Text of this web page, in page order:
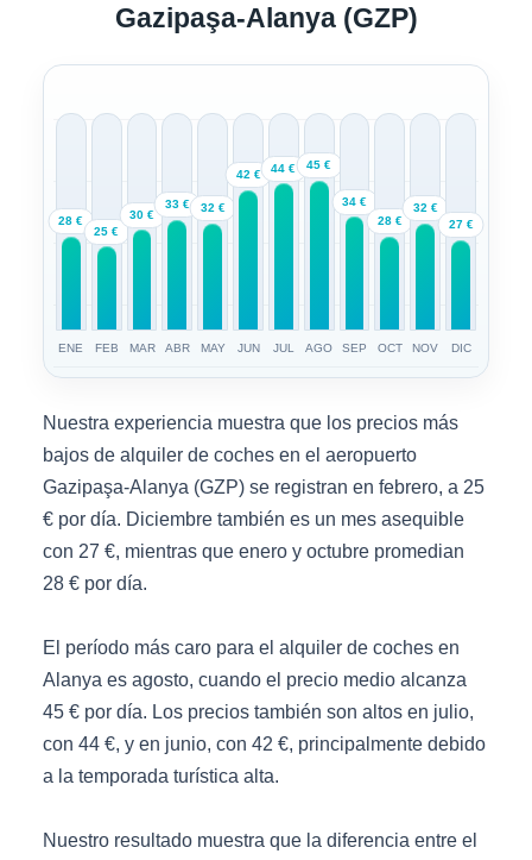
Gazipaşa-Alanya (GZP)
28 €
ENE
25 €
FEB
30 €
MAR
33 €
ABR
32 €
MAY
42 €
JUN
44 €
JUL
45 €
AGO
34 €
SEP
28 €
OCT
32 €
NOV
27 €
DIC
Nuestra experiencia muestra que los precios más
bajos de alquiler de coches en el aeropuerto
Gazipaşa-Alanya (GZP) se registran en febrero, a 25
€ por día. Diciembre también es un mes asequible
con 27 €, mientras que enero y octubre promedian
28 € por día.
El período más caro para el alquiler de coches en
Alanya es agosto, cuando el precio medio alcanza
45 € por día. Los precios también son altos en julio,
con 44 €, y en junio, con 42 €, principalmente debido
a la temporada turística alta.
Nuestro resultado muestra que la diferencia entre el